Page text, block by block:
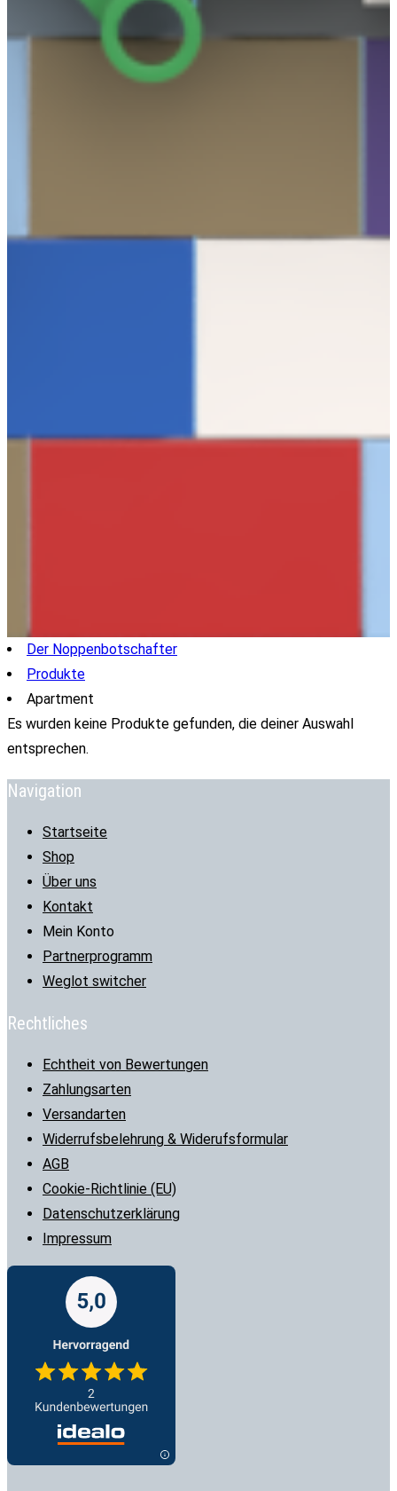
Der Noppenbotschafter
Produkte
Apartment
Es wurden keine Produkte gefunden, die deiner Auswahl
entsprechen.
Navigation
Startseite
Shop
Über uns
Kontakt
Mein Konto
Partnerprogramm
Weglot switcher
Rechtliches
Echtheit von Bewertungen
Zahlungsarten
Versandarten
Widerrufsbelehrung & Widerufsformular
AGB
Cookie-Richtlinie (EU)
Datenschutzerklärung
Impressum